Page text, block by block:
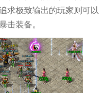
求极致输出的玩家则可以
击装备。